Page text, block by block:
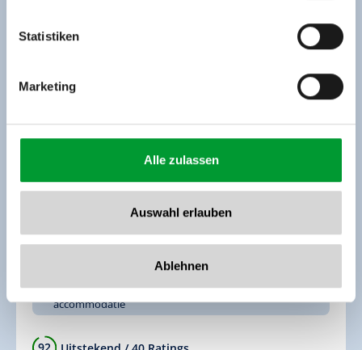
www.zillertalarena.com
Statistiken
Marketing
Alle zulassen
Auswahl erlauben
Ablehnen
Appartements Sonneck
Vakantiewoning,Vakantie accommodatie
een andere bezoeker kijkt momenteel naar de
accommodatie